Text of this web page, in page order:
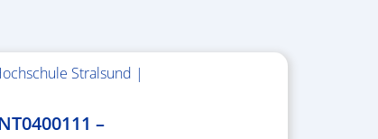
Stralsund |
–